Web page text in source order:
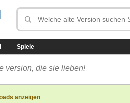
Spiele
version, die sie lieben!
anzeigen